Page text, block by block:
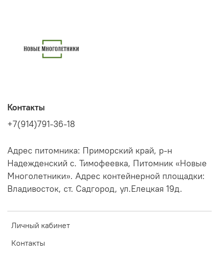
Личный кабинет
Контакты
Контакты
+7(914)791-36-18
Адрес питомника: Приморский край, р-н
Надежденский с. Тимофеевка, Питомник «Новые
Многолетники». Адрес контейнерной площадки:
Владивосток, ст. Садгород, ул.Елецкая 19д.